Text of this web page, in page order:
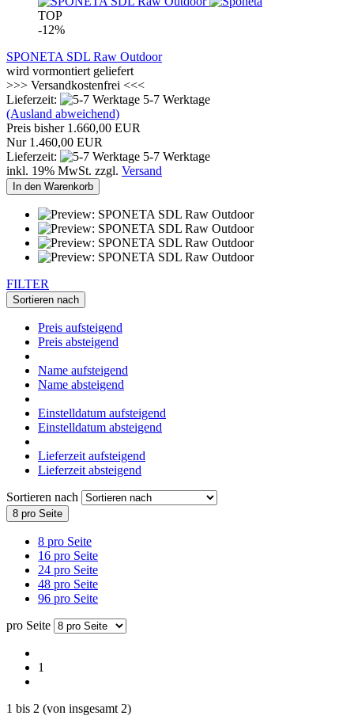
TOP
-12%
SPONETA SDL Raw Outdoor
wird vormontiert geliefert
>>> Versandkostenfrei <<<
Lieferzeit:
5-7 Werktage
(Ausland abweichend)
Preis bisher 1.660,00 EUR
Nur 1.460,00 EUR
Lieferzeit:
5-7 Werktage
inkl. 19% MwSt. zzgl. Versand
In den Warenkorb
FILTER
Sortieren nach
Preis aufsteigend
Preis absteigend
Name aufsteigend
Name absteigend
Einstelldatum aufsteigend
Einstelldatum absteigend
Lieferzeit aufsteigend
Lieferzeit absteigend
Sortieren nach
8 pro Seite
8 pro Seite
16 pro Seite
24 pro Seite
48 pro Seite
96 pro Seite
pro Seite
1
1 bis 2 (von insgesamt 2)